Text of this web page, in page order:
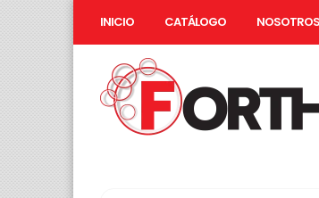
INICIO CATÁLOGO NOSOTROS